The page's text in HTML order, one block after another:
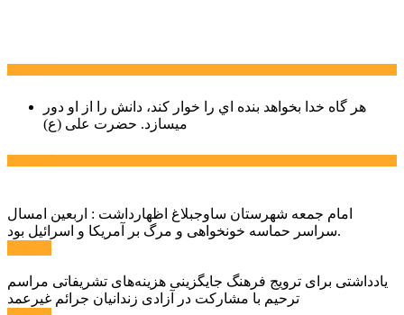
هر گاه خدا بخواهد بنده اي را خوار كند، دانش را از او دور
میسازد. حضرت علی (ع)
امام جمعه شهرستان ساوجبلاغ اظهارداشت : اربعین امسال
سراسر حماسه خونخواهی و مرگ بر آمریکا و اسرائیل بود.
یادداشتی برای ترویج فرهنگ جایگزینی هزینه‌های تشریفاتی مراسم
ترحیم با مشارکت در آزادی زندانیان جرائم غیرعمد